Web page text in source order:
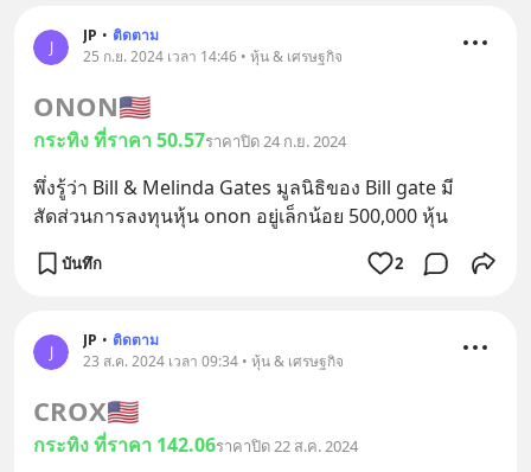
J
JP • ติดตาม
25 ก.ย. 2024 เวลา 14:46 • หุ้น & เศรษฐกิจ
ONON🇺🇸
กระทิง ที่ราคา 50.57ราคาปิด 24 ก.ย. 2024
พึ่งรู้ว่า Bill & Melinda Gates มูลนิธิของ Bill gate มี
สัดส่วนการลงทุนหุ้น onon อยู่เล็กน้อย 500,000 หุ้น
บันทึก 2
J
JP • ติดตาม
23 ส.ค. 2024 เวลา 09:34 • หุ้น & เศรษฐกิจ
CROX🇺🇸
กระทิง ที่ราคา 142.06ราคาปิด 22 ส.ค. 2024